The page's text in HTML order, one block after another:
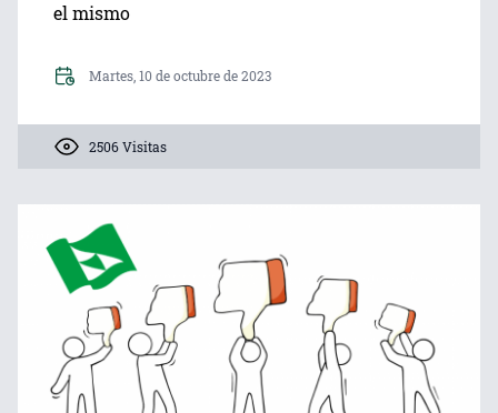
el mismo
Martes, 10 de octubre de 2023
2506 Visitas